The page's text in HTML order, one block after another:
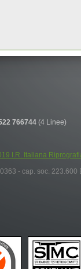
766744 (4 Linee)
I.R. Italiana
- cap. soc. 223.600